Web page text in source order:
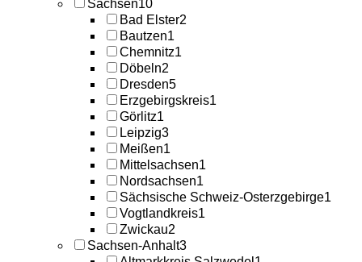
Sachsen10
Bad Elster2
Bautzen1
Chemnitz1
Döbeln2
Dresden5
Erzgebirgskreis1
Görlitz1
Leipzig3
Meißen1
Mittelsachsen1
Nordsachsen1
Sächsische Schweiz-Osterzgebirge1
Vogtlandkreis1
Zwickau2
Sachsen-Anhalt3